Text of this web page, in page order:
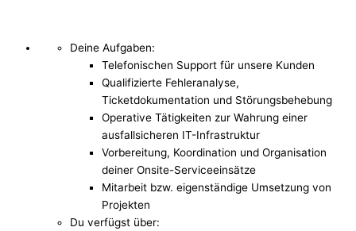
Deine Aufgaben:
Telefonischen Support für unsere Kunden
Qualifizierte Fehleranalyse,
Ticketdokumentation und Störungsbehebung
Operative Tätigkeiten zur Wahrung einer
ausfallsicheren IT-Infrastruktur
Vorbereitung, Koordination und Organisation
deiner Onsite-Serviceeinsätze
Mitarbeit bzw. eigenständige Umsetzung von
Projekten
Du verfügst über: